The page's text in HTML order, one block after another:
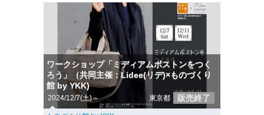
ワークショップ「ミディアムボストンをつく
ろう」（共同主催：Lidee(リデ)×ものづくり
館 by YKK)
2024/12/7(土)～ 東京都 販売終了